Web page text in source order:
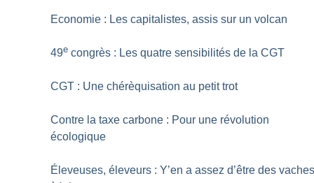
Economie : Les capitalistes, assis sur un volcan
49e congrès : Les quatre sensibilités de la CGT
CGT : Une chérèquisation au petit trot
Contre la taxe carbone : Pour une révolution
écologique
Éleveuses, éleveurs : Y’en a assez d’être des